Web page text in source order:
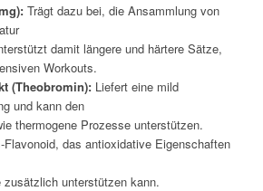
Trägt dazu bei, die Ansammlung von
damit längere und härtere Sätze,
Workouts.
(Theobromin):Liefert eine mild
und kann den
thermogene Prozesse unterstützen.
das antioxidative Eigenschaften
zusätzlich unterstützen kann.